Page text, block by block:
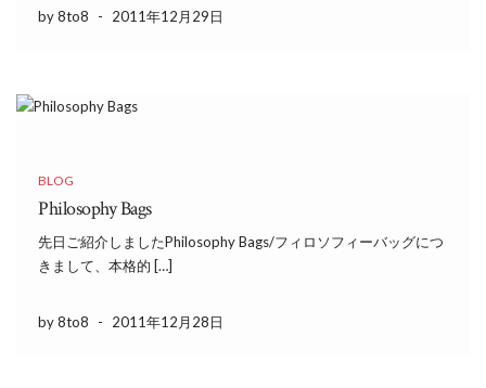
by 8to8 - 2011年12月29日
BLOG
Philosophy Bags
先日ご紹介しましたPhilosophy Bags/フィロソフィーバッグにつ
きまして、本格的 […]
by 8to8 - 2011年12月28日